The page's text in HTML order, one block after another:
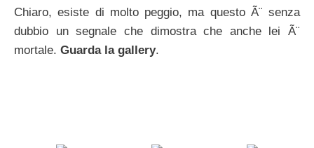
Chiaro, esiste di molto peggio, ma questo Ã¨ senza
dubbio un segnale che dimostra che anche lei Ã¨
mortale. Guarda la gallery.